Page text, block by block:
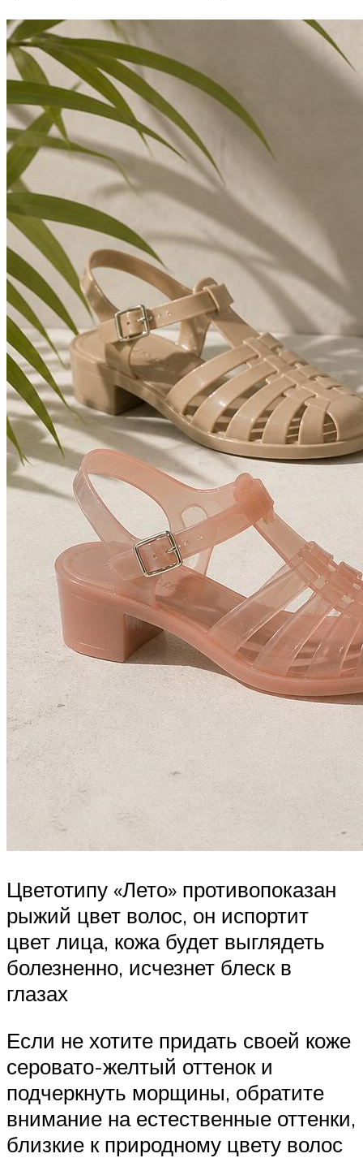
Цветотипу «Лето» противопоказан
рыжий цвет волос, он испортит
цвет лица, кожа будет выглядеть
болезненно, исчезнет блеск в
глазах
Если не хотите придать своей коже
серовато-желтый оттенок и
подчеркнуть морщины, обратите
внимание на естественные оттенки,
близкие к природному цвету волос